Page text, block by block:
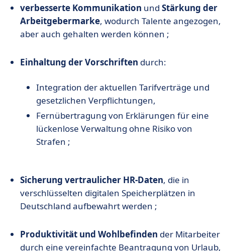
verbesserte Kommunikation und Stärkung der
Arbeitgebermarke, wodurch Talente angezogen,
aber auch gehalten werden können ;
Einhaltung der Vorschriften durch:
Integration der aktuellen Tarifverträge und
gesetzlichen Verpflichtungen,
Fernübertragung von Erklärungen für eine
lückenlose Verwaltung ohne Risiko von
Strafen ;
Sicherung vertraulicher HR-Daten, die in
verschlüsselten digitalen Speicherplätzen in
Deutschland aufbewahrt werden ;
Produktivität und Wohlbefinden der Mitarbeiter
durch eine vereinfachte Beantragung von Urlaub,